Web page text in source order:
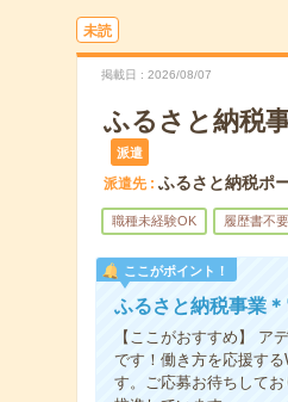
未読
掲載日 2026/08/07
ふるさと納税
派遣
派遣先 ふるさと納税ポ
職種未経験OK 履歴書不要
ここがポイント！
ふるさと納税事業
【ここがおすすめ】 ア
です！働き方を応援す
す。ご応募お待ちして